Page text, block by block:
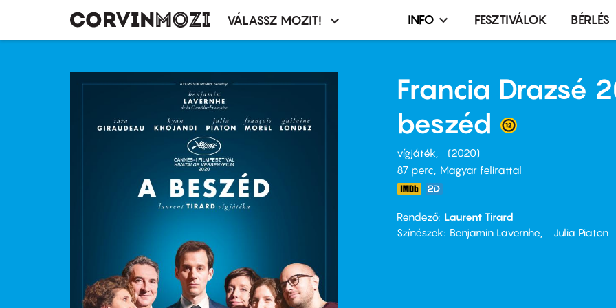
Moziválasztó
VÁLASSZ MOZIT!
Infó,
terembérlés
menü
INFO FESZTIVÁLOK BÉRLÉS
Francia Drazsé
beszéd
vígjáték
2020
87 perc,
Magyar felirattal
Rendező Laurent Tirard
Színészek
Benjamin Lavernhe Julia Piaton